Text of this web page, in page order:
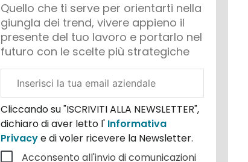
Quello che ti serve per orientarti nella
giungla dei trend, vivere appieno il
presente del tuo lavoro e portarlo nel
futuro con le scelte più strategiche
aziendale
Cliccando su "ISCRIVITI ALLA NEWSLETTER",
dichiaro di aver letto l' Informativa
Privacye di voler ricevere la Newsletter.
Acconsento all'invio di comunicazioni